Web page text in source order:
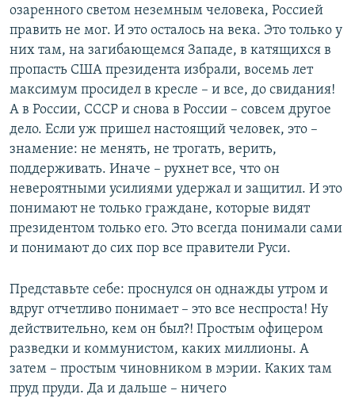
озаренного светом неземным человека, Россией
править не мог. И это осталось на века. Это только у
них там, на загибающемся Западе, в катящихся в
пропасть США президента избрали, восемь лет
максимум просидел в кресле – и все, до свидания!
А в России, СССР и снова в России – совсем другое
дело. Если уж пришел настоящий человек, это –
знамение: не менять, не трогать, верить,
поддерживать. Иначе – рухнет все, что он
невероятными усилиями удержал и защитил. И это
понимают не только граждане, которые видят
президентом только его. Это всегда понимали сами
и понимают до сих пор все правители Руси.
Представьте себе: проснулся он однажды утром и
вдруг отчетливо понимает – это все неспроста! Ну
действительно, кем он был?! Простым офицером
разведки и коммунистом, каких миллионы. А
затем – простым чиновником в мэрии. Каких там
пруд пруди. Да и дальше – ничего